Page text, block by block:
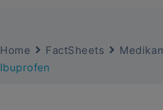
Home FactSheets
Ibuprofen